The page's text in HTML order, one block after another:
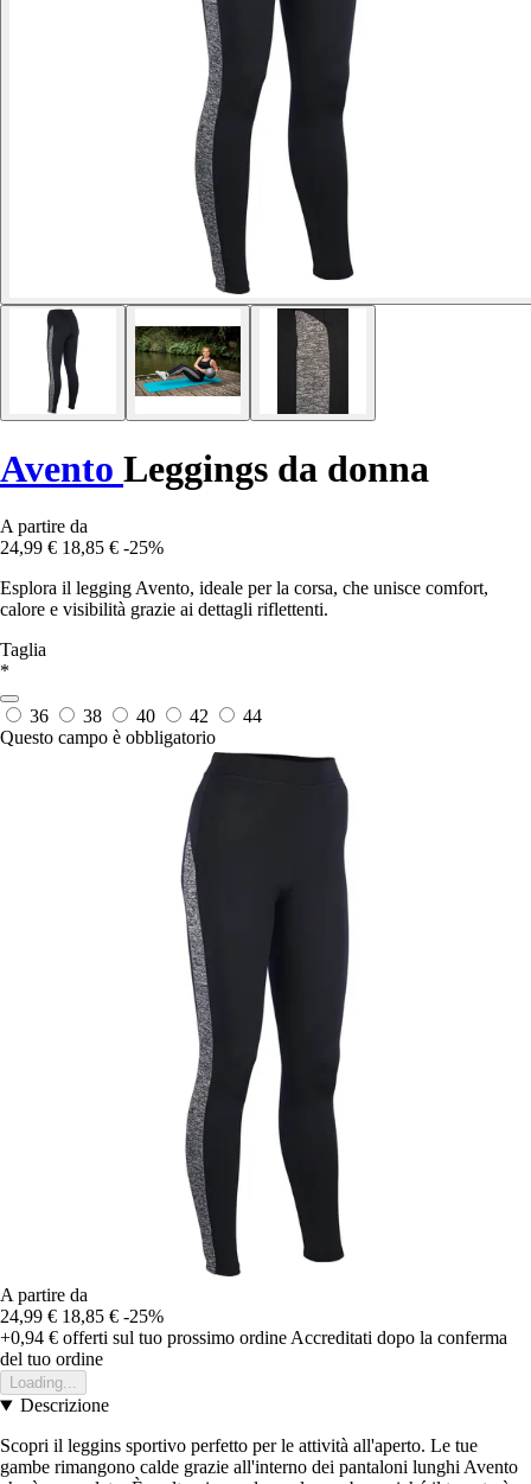
Avento Leggings da donna
A partire da
24,99 € 18,85 € -25%
Esplora il legging Avento, ideale per la corsa, che unisce comfort,
calore e visibilità grazie ai dettagli riflettenti.
Taglia
*
36 38 40 42
44
Questo campo è obbligatorio
A partire da
24,99 € 18,85 € -25%
+0,94 € offerti sul tuo prossimo ordine Accreditati dopo la conferma
del tuo ordine
Loading...
Descrizione
Scopri il leggins sportivo perfetto per le attività all'aperto. Le tue
gambe rimangono calde grazie all'interno dei pantaloni lunghi Avento